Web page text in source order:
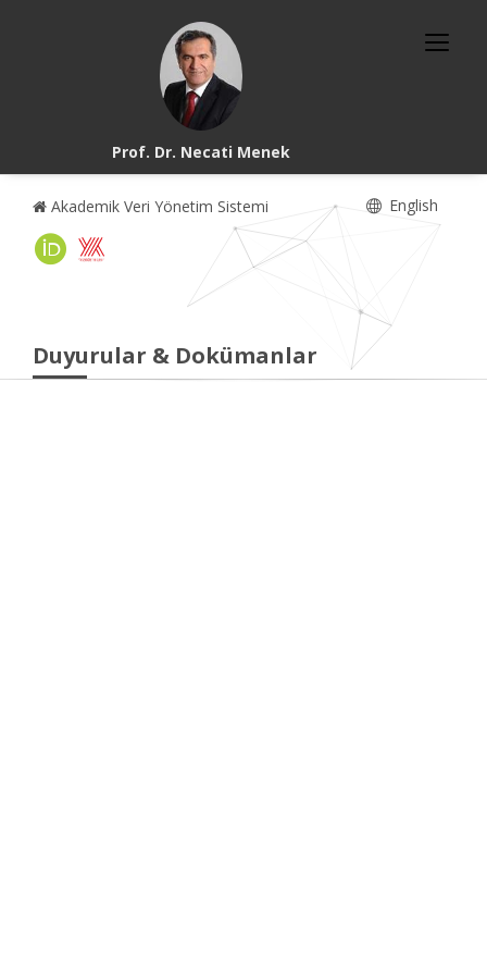
Prof. Dr. Necati Menek
Akademik Veri Yönetim Sistemi English
Duyurular & Dokümanlar